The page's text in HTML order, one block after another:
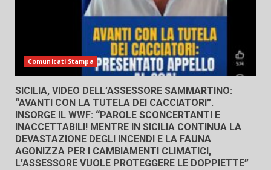
Comunicati Stampa
SICILIA, VIDEO DELL’ASSESSORE SAMMARTINO:
“AVANTI CON LA TUTELA DEI CACCIATORI”.
INSORGE IL WWF: “PAROLE SCONCERTANTI E
INACCETTABILI! MENTRE IN SICILIA CONTINUA LA
DEVASTAZIONE DEGLI INCENDI E LA FAUNA
AGONIZZA PER I CAMBIAMENTI CLIMATICI,
L’ASSESSORE VUOLE PROTEGGERE LE DOPPIETTE”